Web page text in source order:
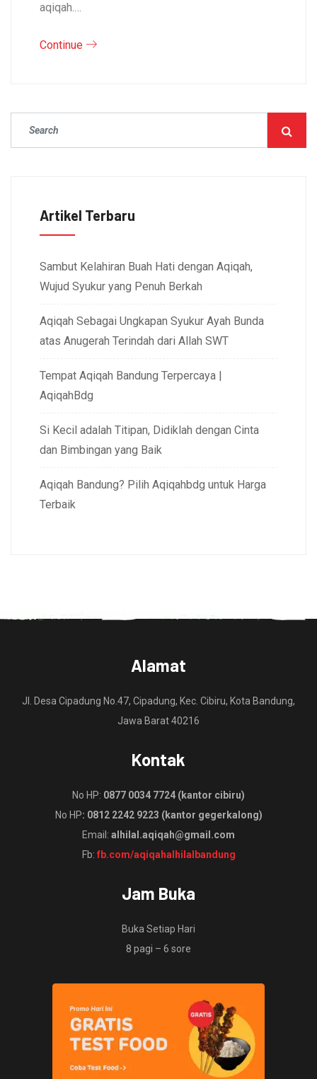
aqiqah.…
Continue
Artikel Terbaru
Sambut Kelahiran Buah Hati dengan Aqiqah,
Wujud Syukur yang Penuh Berkah
Aqiqah Sebagai Ungkapan Syukur Ayah Bunda
atas Anugerah Terindah dari Allah SWT
Tempat Aqiqah Bandung Terpercaya |
AqiqahBdg
Si Kecil adalah Titipan, Didiklah dengan Cinta
dan Bimbingan yang Baik
Aqiqah Bandung? Pilih Aqiqahbdg untuk Harga
Terbaik
Alamat
Jl. Desa Cipadung No.47, Cipadung, Kec. Cibiru, Kota Bandung,
Jawa Barat 40216
Kontak
No HP: 0877 0034 7724 (kantor cibiru)
No HP: 0812 2242 9223 (kantor gegerkalong)
Email: alhilal.aqiqah@gmail.com
Fb: fb.com/aqiqahalhilalbandung
Jam Buka
Buka Setiap Hari
8 pagi – 6 sore